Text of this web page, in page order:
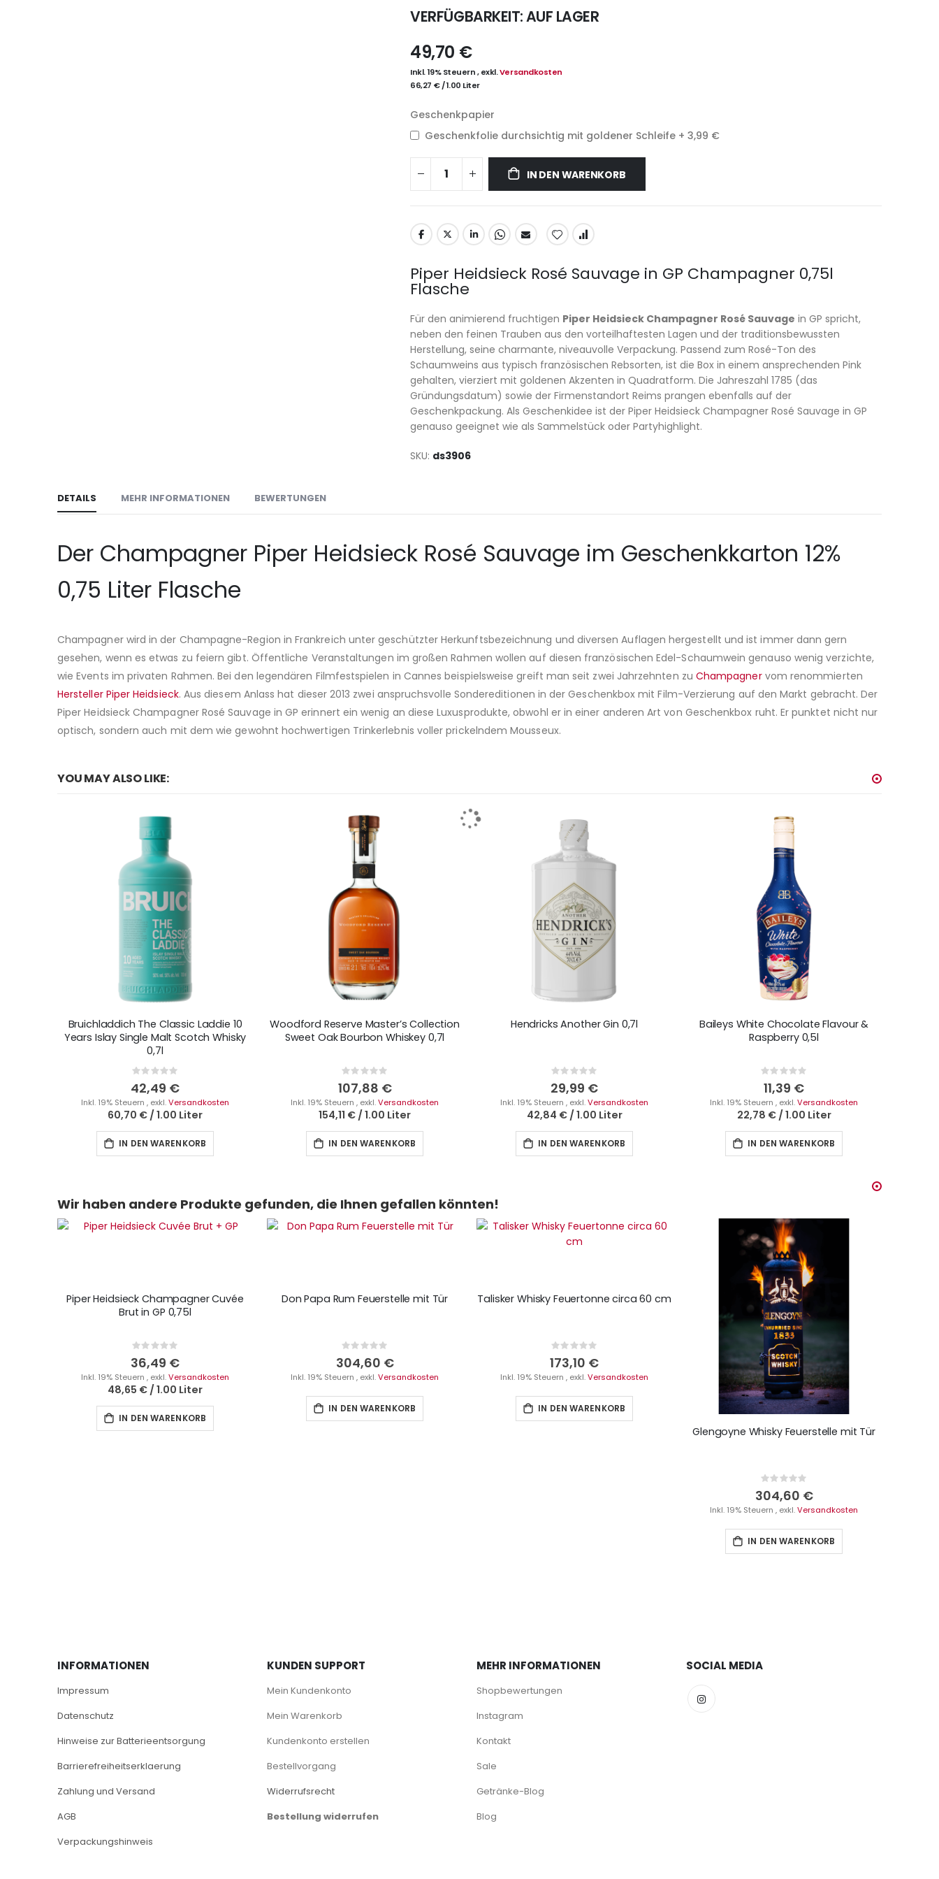
VERFÜGBARKEIT:AUF LAGER
49,70 €
Inkl. 19% Steuern,exkl.Versandkosten
66,27 €/1.00 Liter
Geschenkpapier
Geschenkfolie durchsichtig mit goldener Schleife + 3,99 €
IN DEN WARENKORB
Piper Heidsieck Rosé Sauvage in GP Champagner 0,75l
Flasche
Für den animierend fruchtigen Piper Heidsieck Champagner Rosé Sauvage in GP spricht,
neben den feinen Trauben aus den vorteilhaftesten Lagen und der traditionsbewussten
Herstellung, seine charmante, niveauvolle Verpackung. Passend zum Rosé-Ton des
Schaumweins aus typisch französischen Rebsorten, ist die Box in einem ansprechenden Pink
gehalten, vierziert mit goldenen Akzenten in Quadratform. Die Jahreszahl 1785 (das
Gründungsdatum) sowie der Firmenstandort Reims prangen ebenfalls auf der
Geschenkpackung. Als Geschenkidee ist der Piper Heidsieck Champagner Rosé Sauvage in GP
genauso geeignet wie als Sammelstück oder Partyhighlight.
SKU ds3906
DETAILS
Der Champagner Piper Heidsieck Rosé Sauvage im Geschenkkarton 12%
0,75 Liter Flasche
Champagner wird in der Champagne-Region in Frankreich unter geschützter Herkunftsbezeichnung und diversen Auflagen hergestellt und ist immer dann gern
gesehen, wenn es etwas zu feiern gibt. Öffentliche Veranstaltungen im großen Rahmen wollen auf diesen französischen Edel-Schaumwein genauso wenig verzichte,
wie Events im privaten Rahmen. Bei den legendären Filmfestspielen in Cannes beispielsweise greift man seit zwei Jahrzehnten zu Champagnervom renommierten
Hersteller Piper Heidsieck. Aus diesem Anlass hat dieser 2013 zwei anspruchsvolle Sondereditionen in der Geschenkbox mit Film-Verzierung auf den Markt gebracht. Der
Piper Heidsieck Champagner Rosé Sauvage in GP erinnert ein wenig an diese Luxusprodukte, obwohl er in einer anderen Art von Geschenkbox ruht. Er punktet nicht nur
optisch, sondern auch mit dem wie gewohnt hochwertigen Trinkerlebnis voller prickelndem Mousseux.
MEHR INFORMATIONEN BEWERTUNGEN
YOU MAY ALSO LIKE:
Bruichladdich The Classic Laddie 10
Years Islay Single Malt Scotch Whisky
0,7l
Rating:
0%
42,49 €
Inkl. 19% Steuern , exkl.Versandkosten
60,70 € /1.00 Liter
IN DEN WARENKORB
Woodford Reserve Master’s Collection
Sweet Oak Bourbon Whiskey 0,7l
Rating:
0%
107,88 €
Inkl. 19% Steuern , exkl.Versandkosten
154,11 € /1.00 Liter
IN DEN WARENKORB
Hendricks Another Gin 0,7l
Rating:
0%
29,99 €
Inkl. 19% Steuern , exkl.Versandkosten
42,84 €/1.00 Liter
IN DEN WARENKORB
Baileys White Chocolate Flavour &
Raspberry 0,5l
Rating:
0%
11,39 €
Inkl. 19% Steuern , exkl.Versandkosten
22,78 €/1.00 Liter
IN DEN WARENKORB
Wir haben andere Produkte gefunden, die Ihnen gefallen könnten!
Piper Heidsieck Champagner Cuvée
Brut in GP 0,75l
Rating:
0%
36,49 €
Inkl. 19% Steuern , exkl.Versandkosten
48,65 € /1.00 Liter
IN DEN WARENKORB
Don Papa Rum Feuerstelle mit Tür
Rating:
0%
304,60 €
Inkl. 19% Steuern , exkl.Versandkosten
IN DEN WARENKORB
Talisker Whisky Feuertonne circa 60 cm
Rating:
0%
173,10 €
Inkl. 19% Steuern , exkl.Versandkosten
IN DEN WARENKORB
Glengoyne Whisky Feuerstelle mit Tür
Rating:
0%
304,60 €
Inkl. 19% Steuern , exkl.Versandkosten
IN DEN WARENKORB
INFORMATIONEN
Impressum
Datenschutz
Hinweise zur Batterieentsorgung
Barrierefreiheitserklaerung
Zahlung und Versand
AGB
Verpackungshinweis
KUNDEN SUPPORT
Mein Kundenkonto
Mein Warenkorb
Kundenkonto erstellen
Bestellvorgang
Widerrufsrecht
Bestellung widerrufen
MEHR INFORMATIONEN
Shopbewertungen
Instagram
Kontakt
Sale
Getränke-Blog
Blog
SOCIAL MEDIA